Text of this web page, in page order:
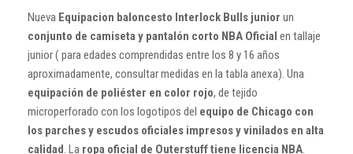
Nueva Equipacion baloncesto Interlock Bulls junior un
conjunto de camiseta y pantalón corto NBA Oficial en tallaje
junior ( para edades comprendidas entre los 8 y 16 años
aproximadamente, consultar medidas en la tabla anexa). Una
equipación de poliéster en color rojo, de tejido
microperforado con los logotipos del equipo de Chicago con
los parches y escudos oficiales impresos y vinilados en alta
calidad. La ropa oficial de Outerstuff tiene licencia NBA.